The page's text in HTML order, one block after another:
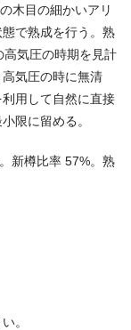
木目の細かいアリ
で熟成を行う。熟
気圧の時期を見計
気圧の時に無清
用して自然に直接
限に留める。
新樽比率 57%。熟
。